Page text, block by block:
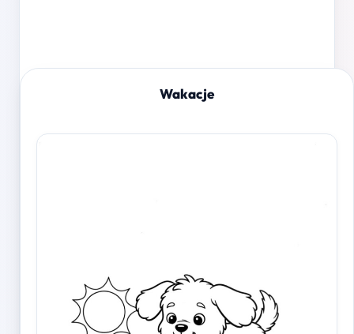
Wakacje